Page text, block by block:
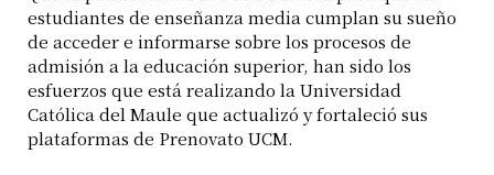
estudiantes de enseñanza media cumplan su sueño
de acceder e informarse sobre los procesos de
admisión a la educación superior, han sido los
esfuerzos que está realizando la Universidad
Católica del Maule que actualizó y fortaleció sus
plataformas de Prenovato UCM.